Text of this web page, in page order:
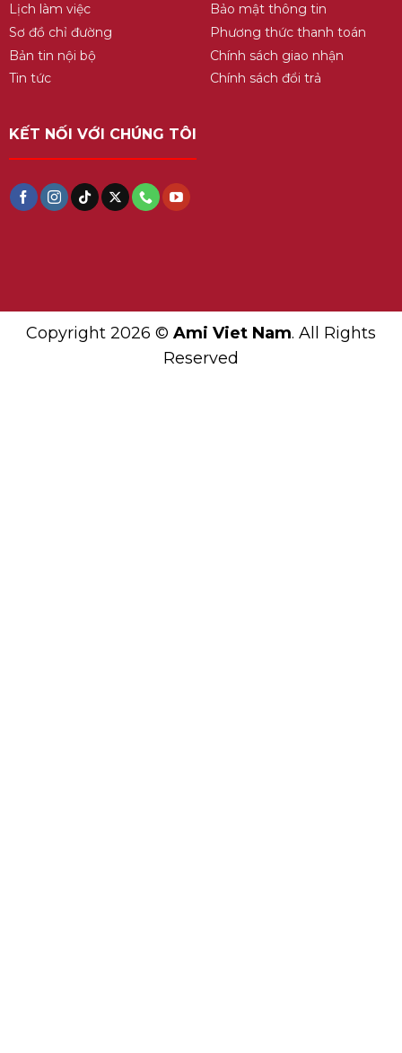
Lịch làm việc
Sơ đồ chỉ đường
Bản tin nội bộ
Tin tức
Bảo mật thông tin
Phương thức thanh toán
Chính sách giao nhận
Chính sách đổi trả
KẾT NỐI VỚI CHÚNG TÔI
Copyright 2026 © Ami Viet Nam. All Rights
Reserved